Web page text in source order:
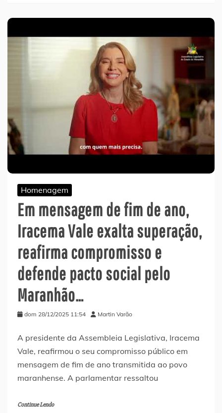
Homenagem
Em mensagem de fim de ano,
Iracema Vale exalta superação,
reafirma compromisso e
defende pacto social pelo
Maranhão…
dom 28/12/2025 11:54 Martin Varão
A presidente da Assembleia Legislativa, Iracema
Vale, reafirmou o seu compromisso público em
mensagem de fim de ano transmitida ao povo
maranhense. A parlamentar ressaltou
Continue Lendo